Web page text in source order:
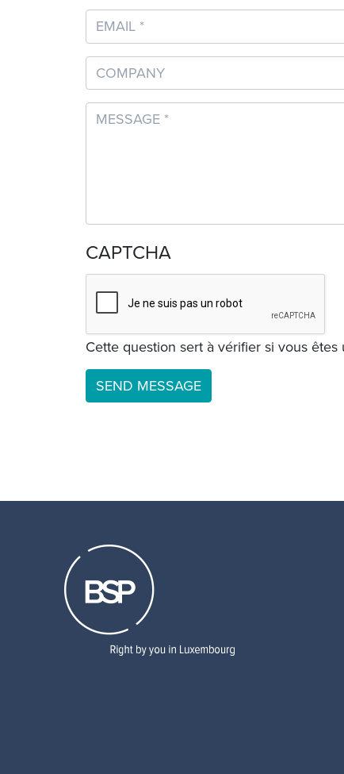
Your Email
Company
Message
CAPTCHA
Cette question sert à vérifier si vous
SEND MESSAGE